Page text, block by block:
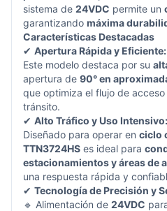
sistema de 24VDC permite un
garantizando máxima
Características Destacadas
✔ Apertura Rápida y Eficiente:
Este modelo destaca por su
apertura de 90° en
que optimiza el flujo de
tránsito.
✔ Alto Tráfico y Uso Intensivo:
Diseñado para operar en ciclo
TTN3724HS es ideal para
estacionamientos y áreas de
una respuesta rápida y
✔ Tecnología de Precisión y
🔹 Alimentación de 24VDC